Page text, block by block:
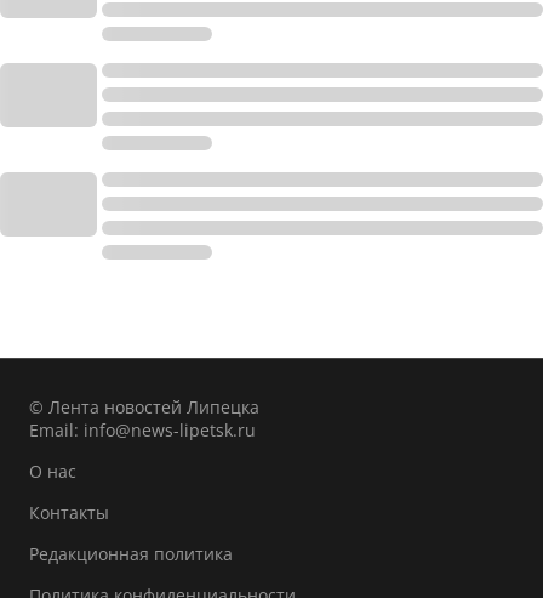
© Лента новостей Липецка
Email: info@news-lipetsk.ru
О нас
Контакты
Редакционная политика